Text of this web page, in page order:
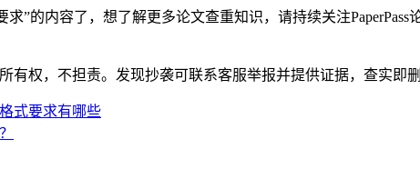
”的内容了，想了解更多论文查重知识，请持续关注
有权，不担责。发现抄袭可联系客服举报并提供证据，查实即删
式要求有哪些